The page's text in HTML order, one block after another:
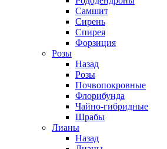
Самшит
Сирень
Спирея
Форзиция
Розы
Назад
Розы
Почвопокровные
Флорибунда
Чайно-гибридные
Шрабы
Лианы
Назад